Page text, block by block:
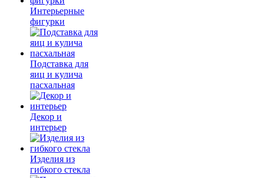
Интерьерные
фигурки
Подставка для
яиц и кулича
пасхальная
Декор и
интерьер
Изделия из
гибкого стекла